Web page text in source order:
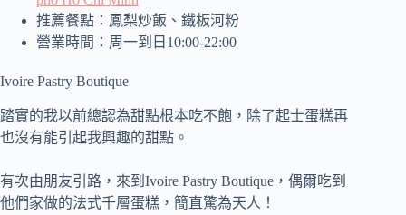
推薦餐點：鳳梨炒飯、鐵板河粉
營業時間：周一到日10:00-22:00
Ivoire Pastry Boutique
踏實的我以前總認為甜點根本吃不飽，除了起士蛋糕再
也沒有能引起我興趣的甜點。
有次由朋友引路，來到Ivoire Pastry Boutique，偶爾吃到
他們家做的法式千層蛋糕，簡直驚為天人！